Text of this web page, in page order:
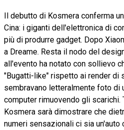
Il debutto di Kosmera conferma
Cina: i giganti dell'elettronica di
più di produrre gadget. Dopo
a Dreame. Resta il nodo del
all'evento ha notato con sollievo
"Bugatti-like" rispetto ai render di
sembravano letteralmente foto di
computer rimuovendo gli scarichi.
Kosmera sarà dimostrare che
numeri sensazionali ci sia un'auto